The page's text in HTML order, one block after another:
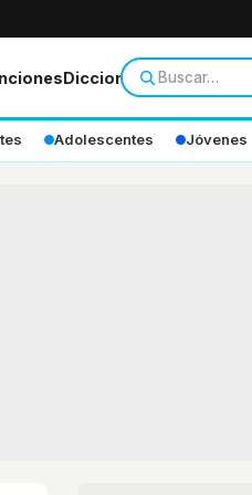
Diccionario
Adolescentes Jóvenes